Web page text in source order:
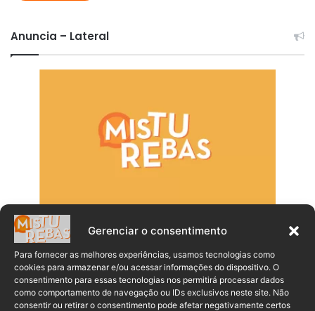
Gerenciar o consentimento
Para fornecer as melhores experiências, usamos tecnologias como
cookies para armazenar e/ou acessar informações do dispositivo. O
consentimento para essas tecnologias nos permitirá processar dados
como comportamento de navegação ou IDs exclusivos neste site. Não
consentir ou retirar o consentimento pode afetar negativamente certos
Anuncia – Lateral